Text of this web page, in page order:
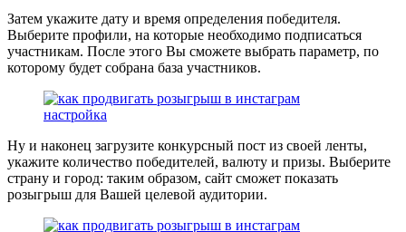
Затем укажите дату и время определения победителя.
Выберите профили, на которые необходимо подписаться
участникам. После этого Вы сможете выбрать параметр, по
которому будет собрана база участников.
Ну и наконец загрузите конкурсный пост из своей ленты,
укажите количество победителей, валюту и призы. Выберите
страну и город: таким образом, сайт сможет показать
розыгрыш для Вашей целевой аудитории.